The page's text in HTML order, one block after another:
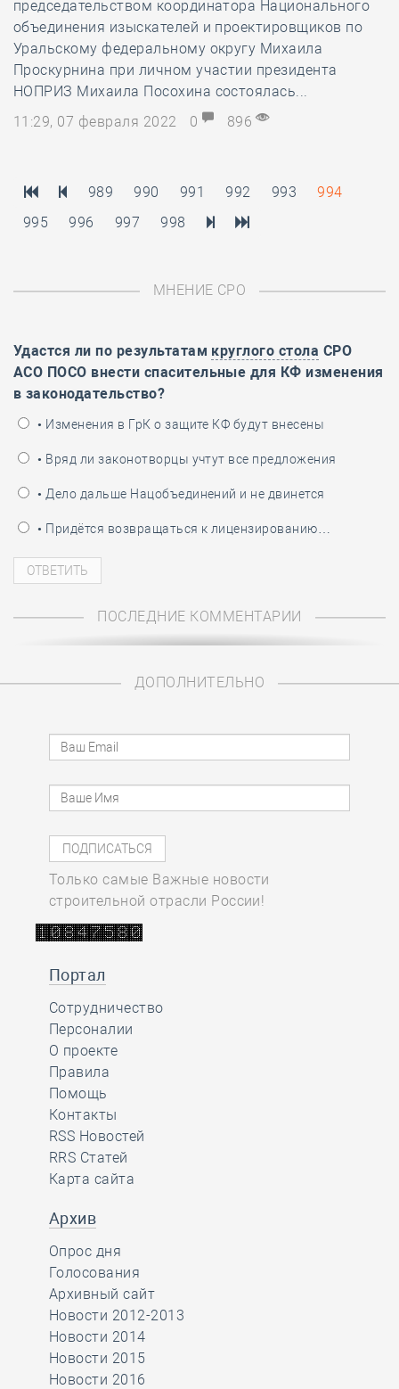
председательством координатора Национального
объединения изыскателей и проектировщиков по
Уральскому федеральному округу Михаила
Проскурнина при личном участии президента
НОПРИЗ Михаила Посохина состоялась...
11:29, 07 февраля 2022
0 896
989 990 991 992 993
994
995
996 997 998
МНЕНИЕ СРО
Удастся ли по результатам круглого стола СРО
АСО ПОСО внести спасительные для КФ изменения
в законодательство?
• Изменения в ГрК о защите КФ будут внесены
• Вряд ли законотворцы учтут все предложения
• Дело дальше Нацобъединений и не двинется
• Придётся возвращаться к лицензированию…
ПОСЛЕДНИЕ КОММЕНТАРИИ
ДОПОЛНИТЕЛЬНО
Только самые Важные новости
строительной отрасли России!
Портал
Сотрудничество
Персоналии
О проекте
Правила
Помощь
Контакты
RSS Новостей
RRS Статей
Карта сайта
Архив
Опрос дня
Голосования
Архивный сайт
Новости 2012-2013
Новости 2014
Новости 2015
Новости 2016